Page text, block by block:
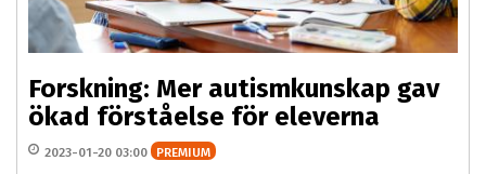
Forskning: Mer autismkunskap gav
ökad förståelse för eleverna
2023-01-20 03:00 PREMIUM